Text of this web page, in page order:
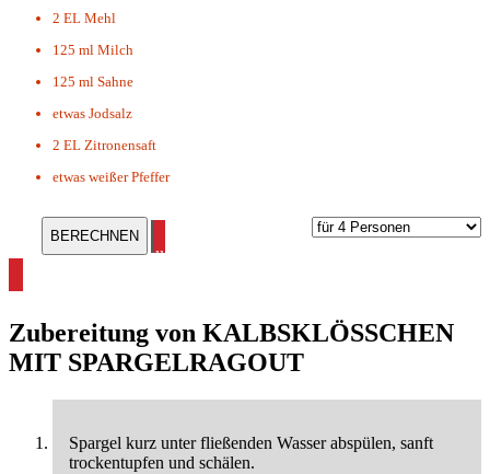
2 EL Mehl
125 ml Milch
125 ml Sahne
etwas Jodsalz
2 EL Zitronensaft
etwas weißer Pfeffer
alle Spargelrezepte ansehen
Zubereitung von KALBSKLÖSSCHEN M
IT SPARGELRAGOUT
Spargel kurz unter fließenden Wasser abspülen, sanft
trockentupfen und schälen.